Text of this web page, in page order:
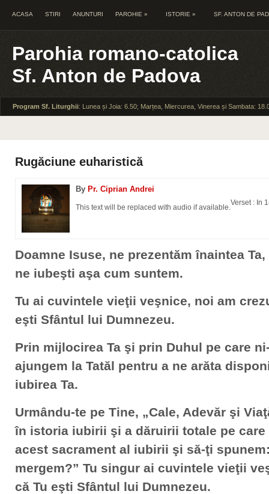
ACASA STIRI ANUNTURI PAROHIE » ISTORIE » SF. ANTON DE
Parohia romano-catolica
Sf. Anton de Padova
Program Sf. Liturghii: Lunea și Joia: 6.50; Marțea, Miercurea, Vinerea și Sambata:
Rugăciune euharistică
By Pr. Ciprian Andrei
Verset : In
This text will be replaced with audio if available.
Doamne Isuse, ne prezentăm înaintea
ne iubeşti aşa cum suntem.
Tu ai cuvintele vieţii veşnice, noi am
eşti Sfântul lui Dumnezeu.
Prin mijlocirea Ta şi prin Duhul pe care
ajungem la Tatăl pentru a ne arăta
iubirea Ta.
Urmându-te pe Tine, „Cale, Adevăr şi
în istoria iubirii şi a dăruirii totale pe care
acest sacrament al iubirii şi să-ţi
mergem?” Tu singur ai cuvintele vieţii
că Tu eşti Sfântul lui Dumnezeu.